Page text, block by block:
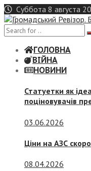
Skip
to
content
Суббота 8 августа
ГОЛОВНА
ВІЙНА
НОВИНИ
Статуетки як
поціновувачів
03.06.2026
Ціни на АЗС
08.04.2026